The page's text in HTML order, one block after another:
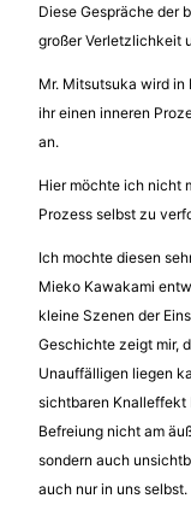
Diese Gespräche der
großer Verletzlichkeit
Mr. Mitsutsuka wird in
ihr einen inneren
an.
Hier möchte ich nicht
Prozess selbst zu
Ich mochte diesen
Mieko Kawakami
kleine Szenen der
Geschichte zeigt mir,
Unauffälligen liegen
sichtbaren Knalleffekt
Befreiung nicht am
sondern auch
auch nur in uns selbst.